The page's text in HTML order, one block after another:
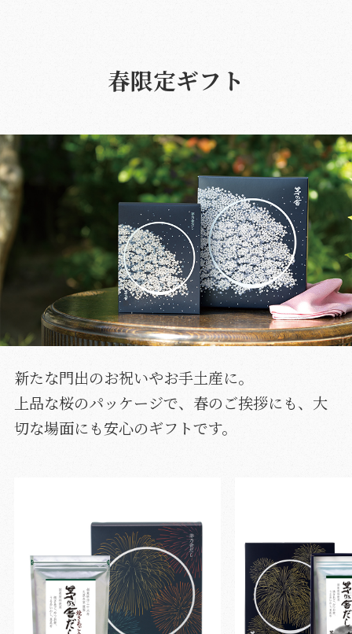
春限定ギフト
新たな門出のお祝いやお手土産に。
上品な桜のパッケージで、春のご挨拶にも、大
切な場面にも安心のギフトです。